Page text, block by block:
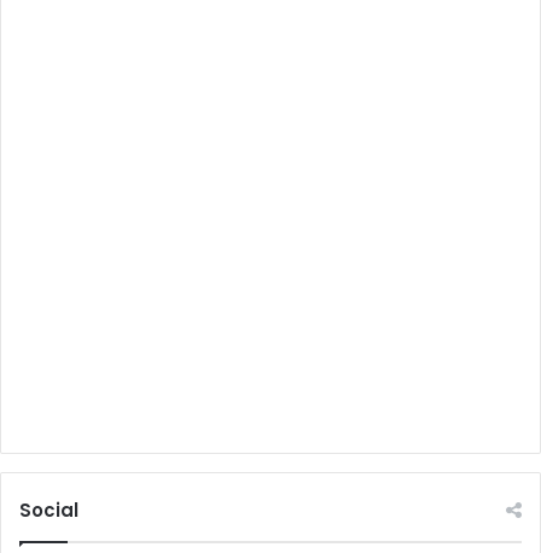
Social